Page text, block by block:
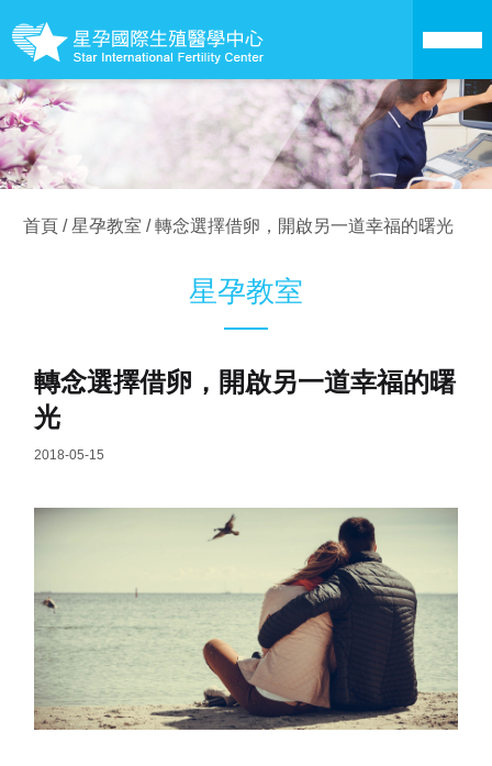
關於星孕
醫療技術
愛心捐卵
星孕教室
首頁 / 星孕教室 / 轉念選擇借卵，開啟另一道幸福的曙光
星孕教室
轉念選擇借卵，開啟另一道幸福的曙
光
2018-05-15